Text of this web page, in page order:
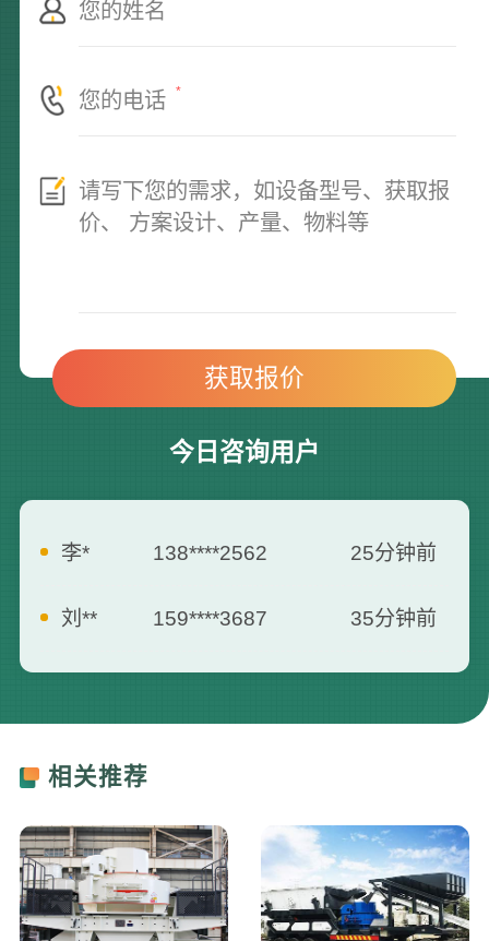
*
今日咨询用户
胡**
张** 173****8712 16分钟前
罗** 187****0007 21分钟前
相关推荐